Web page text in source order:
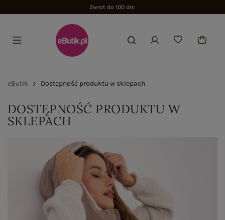
Zwrot do 100 dni
eButik Dostępność produktu w sklepach
DOSTĘPNOŚĆ PRODUKTU W
SKLEPACH